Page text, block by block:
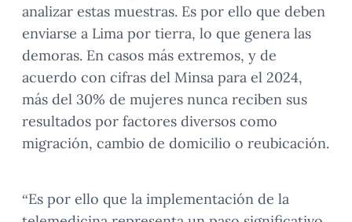
analizar estas muestras. Es por ello que deben
enviarse a Lima por tierra, lo que genera las
demoras. En casos más extremos, y de
acuerdo con cifras del Minsa para el 2024,
más del 30% de mujeres nunca reciben sus
resultados por factores diversos como
migración, cambio de domicilio o reubicación.
“Es por ello que la implementación de la